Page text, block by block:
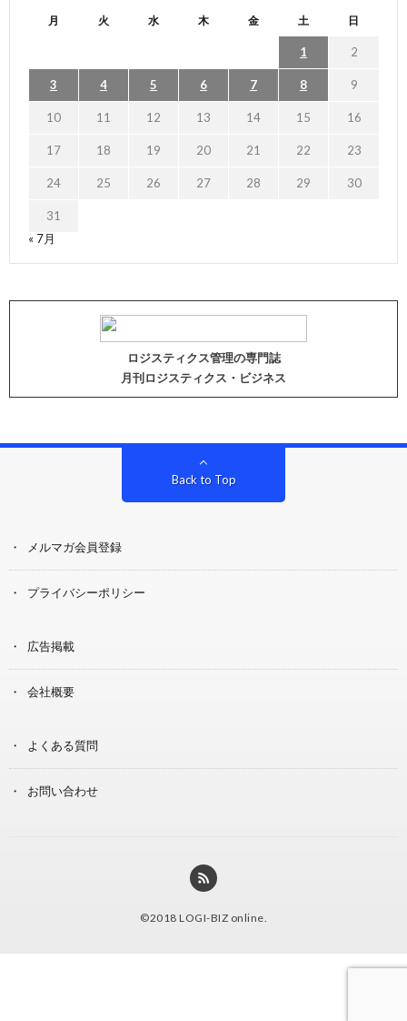
月 火 水 木 金 土 日
1 2
3 4 5 6 7 8 9
10 11 12 13 14 15 16
17 18 19 20 21 22 23
24 25 26 27 28 29 30
31
« 7月
ロジスティクス管理の専門誌
月刊ロジスティクス・ビジネス
Back to Top
メルマガ会員登録
プライバシーポリシー
広告掲載
会社概要
よくある質問
お問い合わせ
©2018 LOGI-BIZ online.